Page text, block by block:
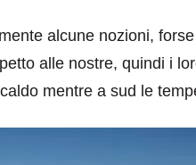
alcune nozioni,
alle nostre, quindi i
mentre a sud le